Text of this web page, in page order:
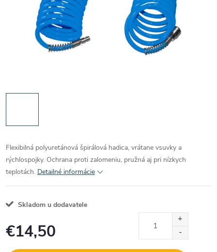
Flexibilná polyuretánová špirálová hadica, vrátane vsuvky a
rýchlospojky. Ochrana proti zalomeniu, pružná aj pri nízkych
teplotách. Detailné informácie
Skladom u dodavatele
€14,50